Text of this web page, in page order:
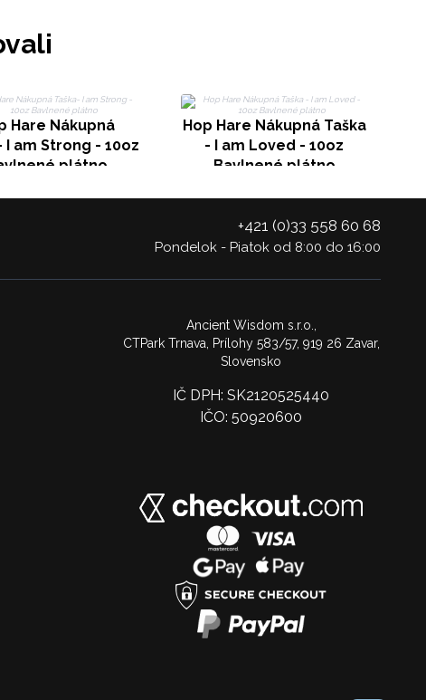
Hare Nákupná
I am Strong - 10oz
plátno
Hop Hare Nákupná Taška
- I am Loved - 10oz
Bavlnené plátno
+421 (0)33 558 60 68
Pondelok - Piatok od 8:00 do 16:00
Ancient Wisdom s.r.o.,
CTPark Trnava, Prílohy 583/57, 919 26 Zavar,
Slovensko
IČ DPH: SK2120525440
IČO: 50920600